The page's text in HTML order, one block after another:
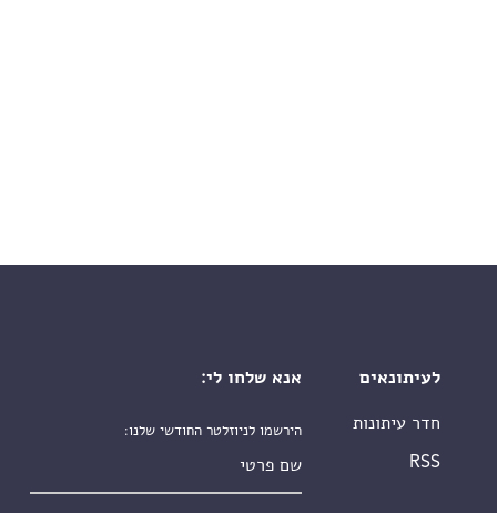
לעיתונאים
חדר עיתונות
RSS
אנא שלחו לי:
הירשמו לניוזלטר החודשי שלנו: